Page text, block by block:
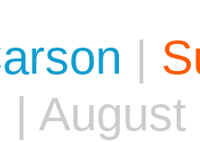
|
| August